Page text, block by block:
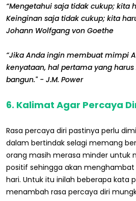
“Mengetahui saja tidak cukup; kita
Keinginan saja tidak cukup; kita
Johann Wolfgang von Goethe
“Jika Anda ingin membuat mimpi
kenyataan, hal pertama yang
bangun." - J.M. Power
6. Kalimat Agar Percaya
Rasa percaya diri pastinya perlu
dalam bertindak selagi memang
orang masih merasa minder untuk
positif sehingga akan
hari. Untuk itu inilah beberapa kata
menambah rasa percaya diri